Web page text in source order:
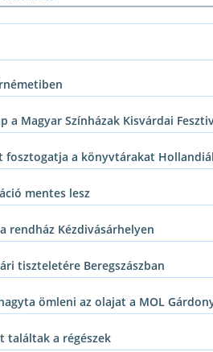
a Magyar Színházak Kisvárdai
fosztogatja a könyvtárakat
mentes lesz
rendház Kézdivásárhelyen
tiszteletére Beregszászban
ömleni az olajat a MOL
találtak a régészek